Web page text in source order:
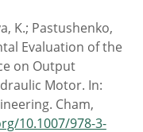
K.; Pastushenko,
Evaluation of the
on Output
Motor. In:
Cham,
10.1007/978-3-